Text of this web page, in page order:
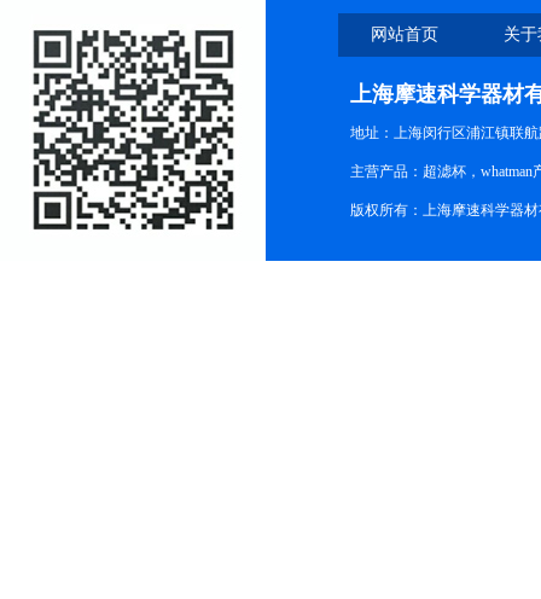
网站首页 关
上海摩速科学器材
地址：上海闵行区浦江镇联航
主营产品：超滤杯，
版权所有：上海摩速科学器